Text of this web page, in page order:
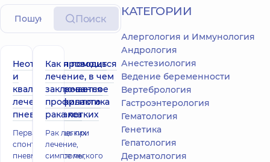
Поиск
Неотложная помощь
и
квалифицированное
лечение открытого
пневмоторакса
Первая помощь при
спонтанном
пневмотораксе легкого
Как проводится
лечение, в чем
заключается
профилактика
рака легких
Рак легких:
лечение,
симптомы,
КАТЕГОРИИ
Алергология и Иммунология
Андрология
Анестезиология
Ведение беременности
Вертебрология
Гастроэнтерология
Гематология
Генетика
Гепатология
Дерматология